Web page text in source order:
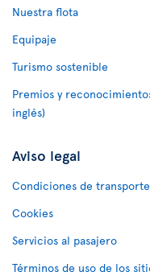
Nuestra flota
Equipaje
Turismo sostenible
Premios y
inglés)
Aviso legal
Condiciones de
Cookies
Servicios al pasajero
Términos de uso de los